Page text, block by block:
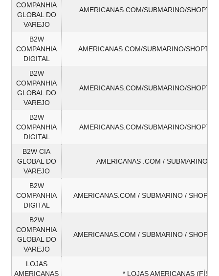
COMPANHIA
GLOBAL DO
VAREJO
AMERICANAS.COM/SUBMARINO/
B2W
COMPANHIA
DIGITAL
AMERICANAS.COM/SUBMARINO/
B2W
COMPANHIA
GLOBAL DO
VAREJO
AMERICANAS.COM/SUBMARINO/
B2W
COMPANHIA
DIGITAL
AMERICANAS.COM/SUBMARINO/
B2W CIA
GLOBAL DO
VAREJO
AMERICANAS .COM / SUBMARINO /
B2W
COMPANHIA
DIGITAL
AMERICANAS.COM / SUBMARINO /
B2W
COMPANHIA
GLOBAL DO
VAREJO
AMERICANAS.COM / SUBMARINO /
LOJAS
AMERICANAS
* LOJAS AMERICANAS